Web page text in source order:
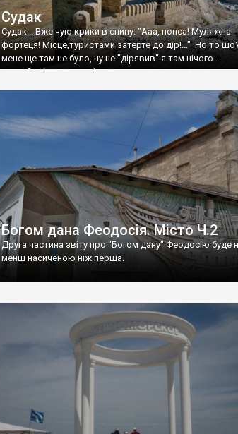
Судак
Судак... Вже чую крики в спину: "Ааа, попса! Муляжна
фортеця! Місце,туристами затерте до дір!..." Но то
мене ще там не було, ну не "дірявив" я там нічого...
принаймні до цього літа.
Богом дана Феодосія. Місто Ч.2
Друга частина звіту про "Богом дану" Феодосію буде
менш насиченою ніж перша.